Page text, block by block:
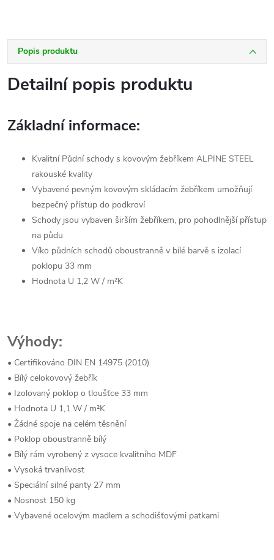
Popis produktu
Detailní popis produktu
Základní informace:
Kvalitní Půdní schody s kovovým žebříkem ALPINE STEEL
rakouské kvality
Vybavené pevným kovovým skládacím žebříkem umožňují
bezpečný přístup do podkroví
Schody jsou vybaven širším žebříkem, pro pohodlnější přístup
na půdu
Víko půdních schodů oboustranně v bílé barvě s izolací
poklopu 33 mm
Hodnota U 1,2 W / m²K
Výhody:
• Certifikováno DIN EN 14975 (2010)
• Bílý celokovový žebřík
• Izolovaný poklop o tloušťce 33 mm
• Hodnota U 1,1 W / m²K
• Žádné spoje na celém těsnění
• Poklop oboustranně bílý
• Bílý rám vyrobený z vysoce kvalitního MDF
• Vysoká trvanlivost
• Speciální silné panty 27 mm
• Nosnost 150 kg
• Vybavené ocelovým madlem a schodišťovými patkami